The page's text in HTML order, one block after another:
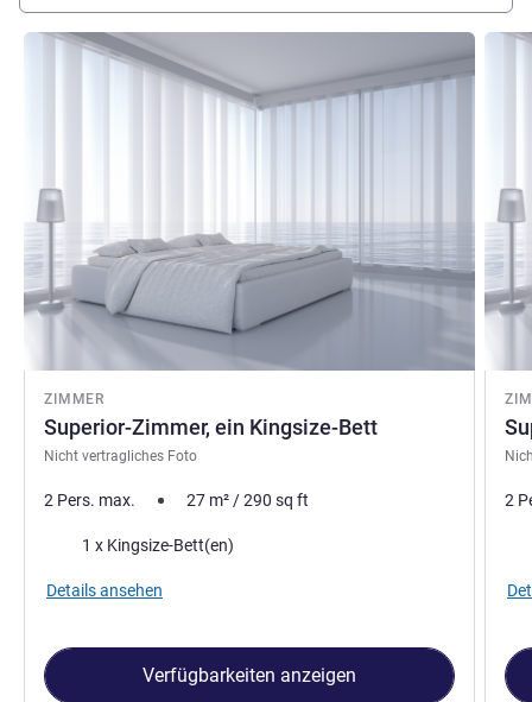
ZIMMER
Superior-Zimmer, ein Kingsize-Bett
Nicht vertragliches Foto
Details ansehen
2 Pers. max. 27 m²/290 sq ft
Bettwäsche
1 x Kingsize-Bett(en)
Details ansehen
Verfügbarkeiten anzeigen
2